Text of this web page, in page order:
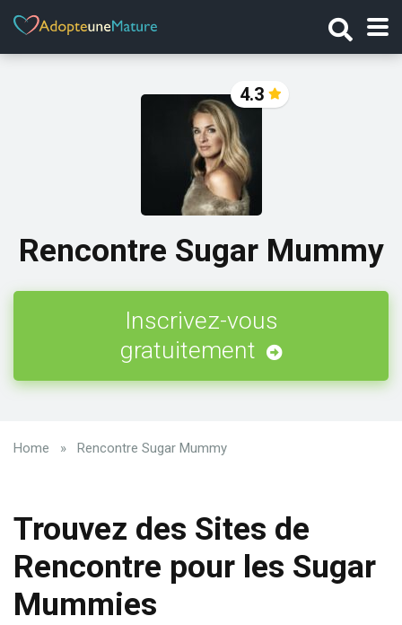
4.3
Rencontre Sugar Mummy
Inscrivez-vous
gratuitement
Home » Rencontre Sugar Mummy
Trouvez des Sites de
Rencontre pour les Sugar
Mummies